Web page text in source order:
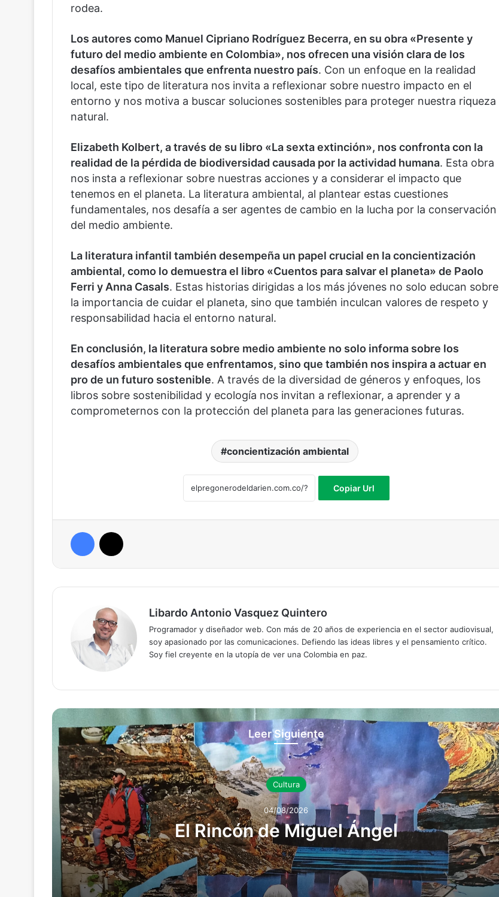
rodea.
Los autores como Manuel Cipriano Rodríguez Becerra, en su obra «Presente y
futuro del medio ambiente en Colombia», nos ofrecen una visión clara de los
desafíos ambientales que enfrenta nuestro país. Con un enfoque en la realidad
local, este tipo de literatura nos invita a reflexionar sobre nuestro impacto en el
entorno y nos motiva a buscar soluciones sostenibles para proteger nuestra riqueza
natural.
Elizabeth Kolbert, a través de su libro «La sexta extinción», nos confronta con la
realidad de la pérdida de biodiversidad causada por la actividad humana. Esta obra
nos insta a reflexionar sobre nuestras acciones y a considerar el impacto que
tenemos en el planeta. La literatura ambiental, al plantear estas cuestiones
fundamentales, nos desafía a ser agentes de cambio en la lucha por la conservación
del medio ambiente.
La literatura infantil también desempeña un papel crucial en la concientización
ambiental, como lo demuestra el libro «Cuentos para salvar el planeta» de Paolo
Ferri y Anna Casals. Estas historias dirigidas a los más jóvenes no solo educan sobre
la importancia de cuidar el planeta, sino que también inculcan valores de respeto y
responsabilidad hacia el entorno natural.
En conclusión, la literatura sobre medio ambiente no solo informa sobre los
desafíos ambientales que enfrentamos, sino que también nos inspira a actuar en
pro de un futuro sostenible. A través de la diversidad de géneros y enfoques, los
libros sobre sostenibilidad y ecología nos invitan a reflexionar, a aprender y a
comprometernos con la protección del planeta para las generaciones futuras.
concientización ambiental
Copiar Url
Facebook
Libardo Antonio Vasquez Quintero
Programador y diseñador web. Con más de 20 años de experiencia en el sector audiovisual,
soy apasionado por las comunicaciones. Defiendo las ideas libres y el pensamiento crítico.
Soy fiel creyente en la utopía de ver una Colombia en paz.
Leer Siguiente
Cultura
04/08/2026
El Rincón de Miguel Ángel